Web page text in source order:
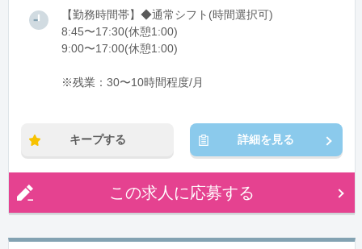
【勤務時間帯】◆通常シフト(時間選択可)
8:45〜17:30(休憩1:00)
9:00〜17:00(休憩1:00)
※残業：30〜10時間程度/月
キープする 詳細を見る
この求人に応募する